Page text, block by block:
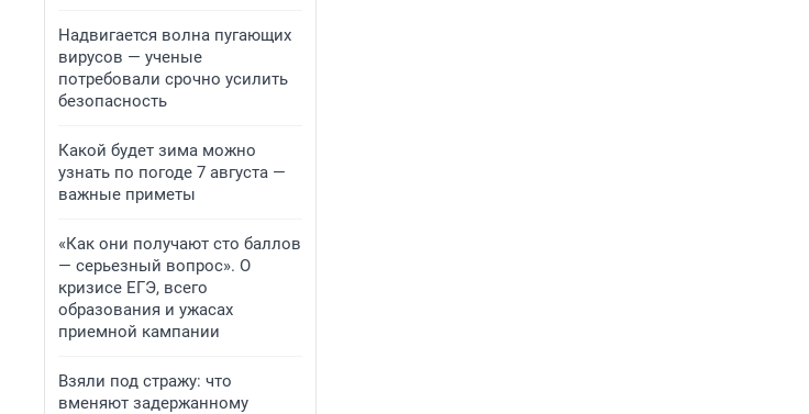
Надвигается волна пугающих
вирусов — ученые
потребовали срочно усилить
безопасность
Какой будет зима можно
узнать по погоде 7 августа —
важные приметы
«Как они получают сто баллов
— серьезный вопрос». О
кризисе ЕГЭ, всего
образования и ужасах
приемной кампании
Взяли под стражу: что
вменяют задержанному